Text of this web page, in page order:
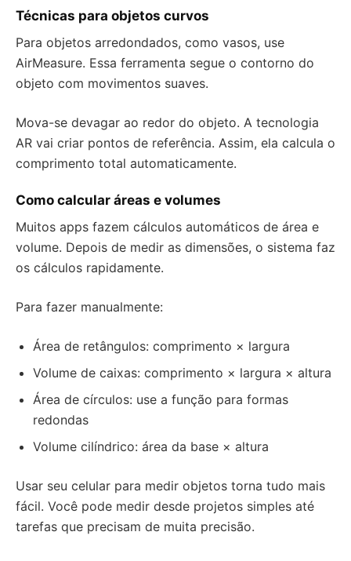
Técnicas para objetos curvos
Para objetos arredondados, como vasos, use
AirMeasure. Essa ferramenta segue o contorno do
objeto com movimentos suaves.
Mova-se devagar ao redor do objeto. A tecnologia
AR vai criar pontos de referência. Assim, ela calcula o
comprimento total automaticamente.
Como calcular áreas e volumes
Muitos apps fazem cálculos automáticos de área e
volume. Depois de medir as dimensões, o sistema faz
os cálculos rapidamente.
Para fazer manualmente:
Área de retângulos: comprimento × largura
Volume de caixas: comprimento × largura × altura
Área de círculos: use a função para formas
redondas
Volume cilíndrico: área da base × altura
Usar seu celular para medir objetos torna tudo mais
fácil. Você pode medir desde projetos simples até
tarefas que precisam de muita precisão.